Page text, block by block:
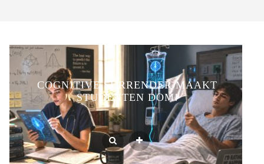
COGNITIVE SURRENDER MAAKT
STUDENTEN DOM!